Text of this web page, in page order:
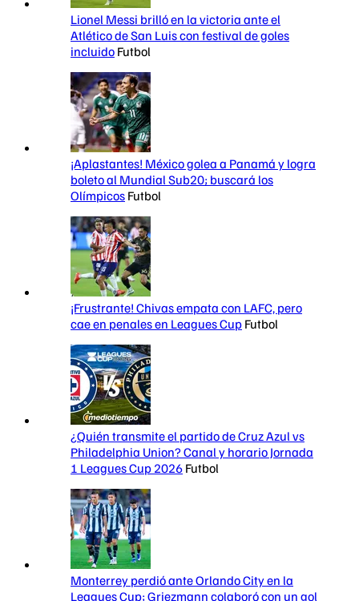
Lionel Messi brilló en la victoria ante el
Atlético de San Luis con festival de goles
incluido Futbol
¡Aplastantes! México golea a Panamá y logra
boleto al Mundial Sub20; buscará los
Olímpicos Futbol
¡Frustrante! Chivas empata con LAFC, pero
cae en penales en Leagues Cup Futbol
¿Quién transmite el partido de Cruz Azul vs
Philadelphia Union? Canal y horario Jornada
1 Leagues Cup 2026 Futbol
Monterrey perdió ante Orlando City en la
Leagues Cup; Griezmann colaboró con un gol